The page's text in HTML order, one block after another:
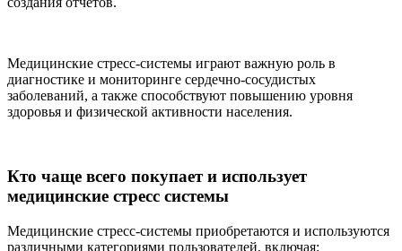
Медицинские стресс-системы играют важную роль в
диагностике и мониторинге сердечно-сосудистых
заболеваний, а также способствуют повышению уровня
здоровья и физической активности населения.
Кто чаще всего покупает и использует
медицинские стресс системы
Медицинские стресс-системы приобретаются и используются
различными категориями пользователей, включая: